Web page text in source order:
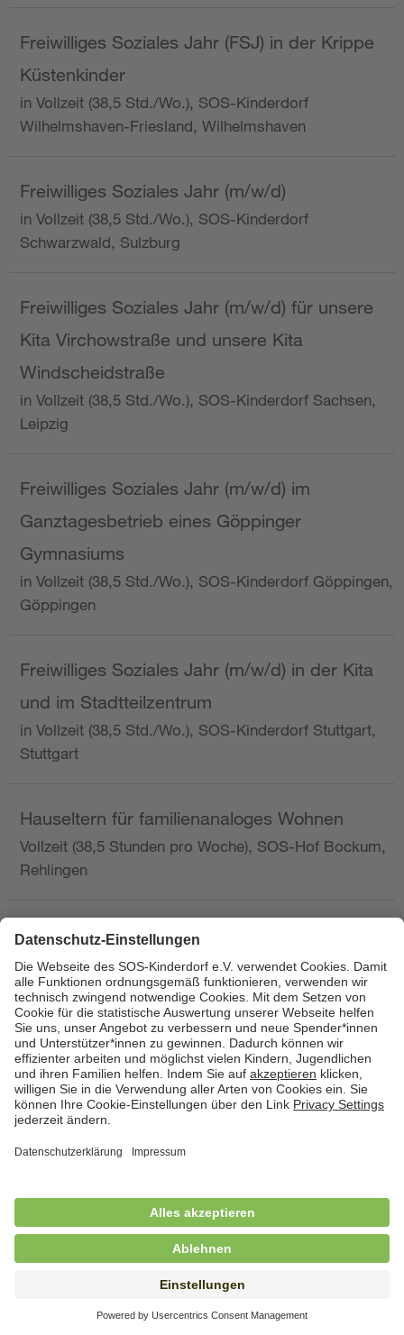
Freiwilliges Soziales Jahr (FSJ) in der Krippe
Küstenkinder
in Vollzeit (38,5 Std./Wo.), SOS-Kinderdorf
Wilhelmshaven-Friesland, Wilhelmshaven
Freiwilliges Soziales Jahr (m/w/d)
in Vollzeit (38,5 Std./Wo.), SOS-Kinderdorf
Schwarzwald, Sulzburg
Freiwilliges Soziales Jahr (m/w/d) für unsere
Kita Virchowstraße und unsere Kita
Windscheidstraße
in Vollzeit (38,5 Std./Wo.), SOS-Kinderdorf Sachsen,
Leipzig
Freiwilliges Soziales Jahr (m/w/d) im
Ganztagesbetrieb eines Göppinger
Gymnasiums
in Vollzeit (38,5 Std./Wo.), SOS-Kinderdorf Göppingen,
Göppingen
Freiwilliges Soziales Jahr (m/w/d) in der Kita
und im Stadtteilzentrum
in Vollzeit (38,5 Std./Wo.), SOS-Kinderdorf Stuttgart,
Stuttgart
Hauseltern für familienanaloges Wohnen
Vollzeit (38,5 Stunden pro Woche), SOS-Hof Bockum,
Rehlingen
Hauswirtschafterin / Köchin (m/w/d) als
Ausbilderin (m/w/d) im Bereich
Nahrungszubereitung
in Vollzeit (38,5 Std./Wo.), SOS-Kinderdorf
Saarbrücken, Saarbrücken
Hauswirtschaftskraft (m/w/d)
in Teilzeit (mind. 20 - max. 30 Std./.Wo.), SOS-
Hauswirtschaftskraft (m/w/d)
in unbefristeter Anstellung, Teilzeit (20 Std./Wo.), SOS-
Kinderdorf Dortmund, Hagen